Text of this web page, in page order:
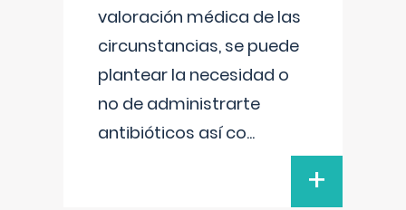
valoración médica de las
circunstancias, se puede
plantear la necesidad o
no de administrarte
antibióticos así co...
+